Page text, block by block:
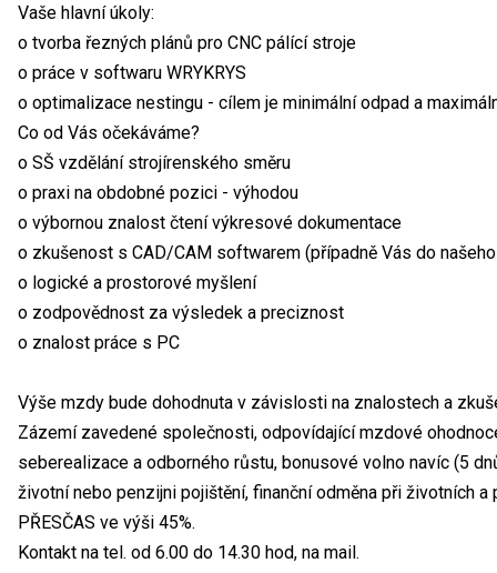
Vaše hlavní úkoly:
o tvorba řezných plánů pro CNC pálící stroje
o práce v softwaru WRYKRYS
o optimalizace nestingu - cílem je minimální odpad a
Co od Vás očekáváme?
o SŠ vzdělání strojírenského směru
o praxi na obdobné pozici - výhodou
o výbornou znalost čtení výkresové dokumentace
o zkušenost s CAD/CAM softwarem (případně Vás do
o logické a prostorové myšlení
o zodpovědnost za výsledek a preciznost
o znalost práce s PC
Výše mzdy bude dohodnuta v závislosti na znalostech a
Zázemí zavedené společnosti, odpovídající mzdové
seberealizace a odborného růstu, bonusové volno navíc (5
životní nebo penzijni pojištění, finanční odměna při životních a
PŘESČAS ve výši 45%.
Kontakt na tel. od 6.00 do 14.30 hod, na mail.